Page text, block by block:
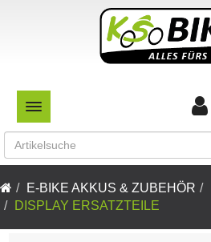
TOGGLE NAVIGATION
E-BIKE AKKUS & ZUBEHÖR
DISPLAY ERSATZTEILE